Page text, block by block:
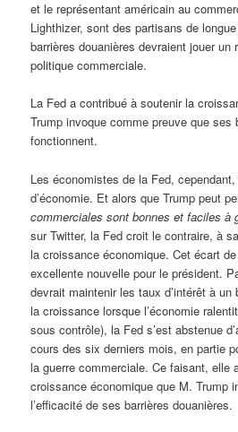
et le représentant américain au
Lighthizer, sont des partisans de
barrières douanières devraient jouer un
politique commerciale.
La Fed a contribué à soutenir la
Trump invoque comme preuve que ses
fonctionnent.
Les économistes de la Fed,
d’économie. Et alors que Trump peut
commerciales sont bonnes et faciles à
sur Twitter, la Fed croit le contraire, à
la croissance économique. Cet écart
excellente nouvelle pour le président.
devrait maintenir les taux d’intérêt à
la croissance lorsque l’économie
sous contrôle), la Fed s’est abstenue
cours des six derniers mois, en partie
la guerre commerciale. Ce faisant, elle
croissance économique que M. Trump
l’efficacité de ses barrières douanières.